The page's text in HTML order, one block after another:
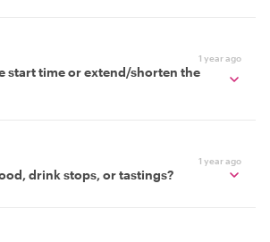
1 year ago
start time or extend/shorten the
1 year ago
drink stops, or tastings?